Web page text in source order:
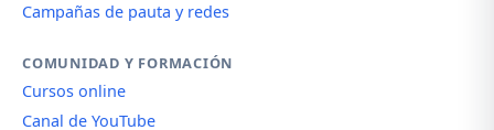
Campañas de pauta y redes
COMUNIDAD Y FORMACIÓN
Cursos online
Canal de YouTube